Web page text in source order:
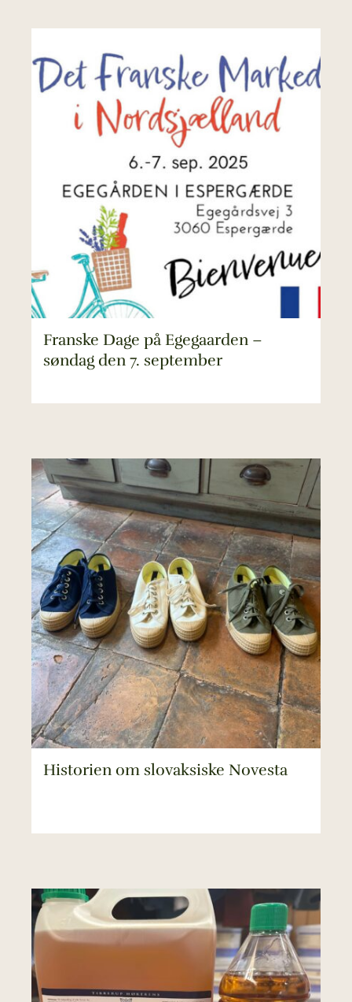
Franske Dage på Egegaarden –
søndag den 7. september
Historien om slovaksiske Novesta